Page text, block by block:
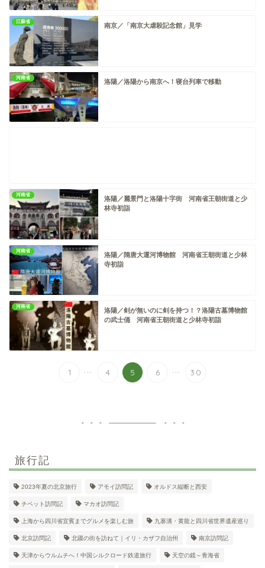
江蘇省
南京／「南京大虐殺記念館」見学
河南省
洛陽／洛陽から南京へ！寝台列車で移動
河南省
洛陽／麗景門と洛陽十字街 河南省王朝街道と少
林寺初詣
河南省
洛陽／隋唐大運河博物館 河南省王朝街道と少林
寺初詣
河南省
洛陽／剣が無いのに剣を持つ！？洛陽古墓博物館
の武士俑 河南省王朝街道と少林寺初詣
1 ... 4 5 6 ... 30
旅行記
2023年夏の北京旅行 アモイ訪問記 オルドス縦断と西安
チベット訪問記 マカオ訪問記
上海から四川省宜賓までグルメを楽しむ旅 九寨溝・黄龍と四川省世界遺産巡り
北京訪問記 北疆の街を訪ねて｜イリ・カザフ自治州 南京訪問記
天津からウルムチへ！中国シルクロード鉄道旅行 天空の鏡～青海省